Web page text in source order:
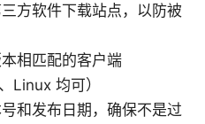
方软件下载站点，以防被
相匹配的客户端
Linux 均可）
和发布日期，确保不是过